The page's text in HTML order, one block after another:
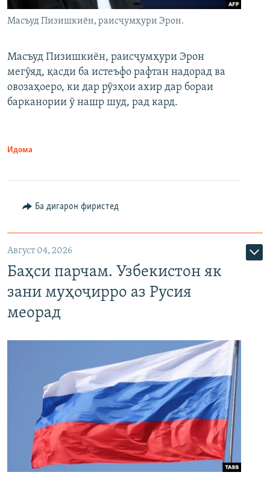
Масъуд Пизишкиён, раисҷумҳури Эрон.
Масъуд Пизишкиён, раисҷумҳури Эрон
мегӯяд, қасди ба истеъфо рафтан надорад ва
овозаҳоеро, ки дар рӯзҳои ахир дар бораи
барканории ӯ нашр шуд, рад кард.
Идома
Ба дигарон фиристед
Август 04, 2026
Баҳси парчам. Узбекистон як
зани муҳоҷирро аз Русия
меорад